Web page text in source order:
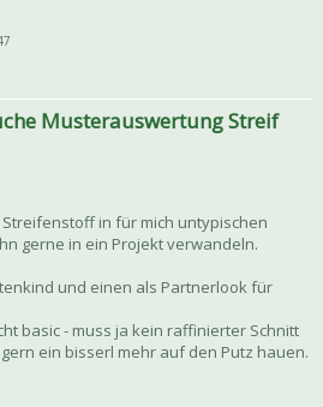
Musterauswertung Streif
in für mich untypischen
gerne in ein Projekt verwandeln.
und einen als Partnerlook für
basic - muss ja kein raffinierter Schnitt
ein bisserl mehr auf den Putz hauen.